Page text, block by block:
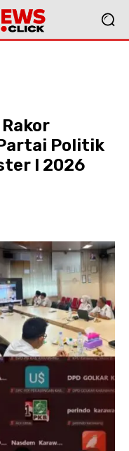
Politik
I 2026